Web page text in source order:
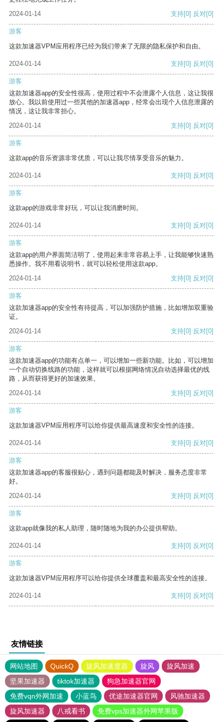
2024-01-14
支持[0] 反对[0]
游客
这款加速器VPM应用程序已经为我们带来了无限的隐私保护和自由。
2024-01-14 支持[0] 反对[0]
游客
这款加速器app的安全性很高，使用过程中不会泄露个人信息，这让我很
放心。我以前使用过一些其他的加速器app，经常会出现个人信息泄露的
情况，这让我非常担心。
2024-01-14
支持[0] 反对[0]
游客
这款app的音乐资源非常优质，可以让我尽情享受音乐的魅力。
2024-01-14 支持[0] 反对[0]
游客
这款app的游戏非常好玩，可以让我消磨时间。
2024-01-14 支持[0] 反对[0]
游客
这款app的用户界面简洁明了，使用起来非常容易上手，让我能够快速熟
悉操作。我不用看说明书，就可以轻松使用这款app。
2024-01-14
支持[0] 反对[0]
游客
这款加速器app的安全性有待提高，可以加强防护措施，比如增加双重验
证。
2024-01-14
支持[0] 反对[0]
游客
这款加速器app的功能有点单一，可以增加一些新功能。比如，可以增加
一个自动切换线路的功能，这样就可以根据网络情况自动选择最优的线
路，从而获得更好的加速效果。
2024-01-14
支持[0] 反对[0]
游客
这款加速器VPM应用程序可以给你提供最高速度和安全性的连接。
2024-01-14 支持[0] 反对[0]
游客
这款加速器app的客服很贴心，遇到问题都能及时解决，服务态度非常
好。
2024-01-14
支持[0] 反对[0]
游客
这款app就像我的私人助理，随时随地为我的办公提供帮助。
2024-01-14 支持[0] 反对[0]
游客
这款加速器VPM应用程序可以给你提供全球覆盖和最高安全性的连接。
2024-01-14 支持[0] 反对[0]
友情链接
网站地图 QuickQ 旋风加速度器 旋风
旋风加速
坚果加速器
tiktok加速器
狗急加速器官网
免费vqn外网加速
小蓝鸟 优途加速器官网
风驰加速器
旋风加速器
八戒看书 免费vps加速器外网苹果版